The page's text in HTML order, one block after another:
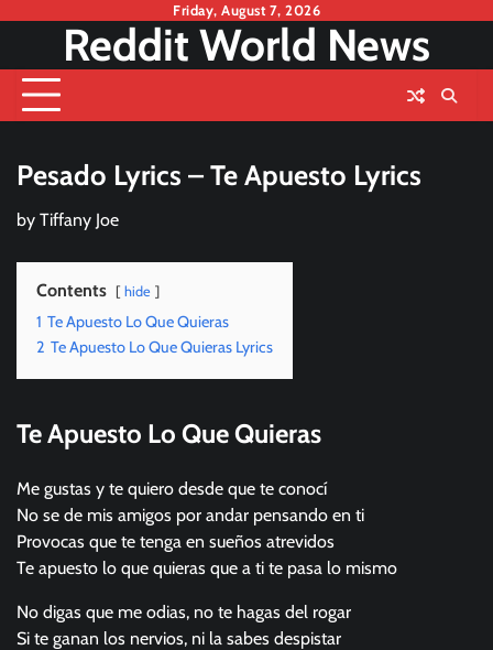
content
Friday, August 7, 2026
Reddit World News
Pesado Lyrics – Te Apuesto Lyrics
by Tiffany Joe
Contents hide
1 Te Apuesto Lo Que Quieras
2 Te Apuesto Lo Que Quieras Lyrics
Te Apuesto Lo Que Quieras
Me gustas y te quiero desde que te conocí
No se de mis amigos por andar pensando en ti
Provocas que te tenga en sueños atrevidos
Te apuesto lo que quieras que a ti te pasa lo mismo
No digas que me odias, no te hagas del rogar
Si te ganan los nervios, ni la sabes despistar